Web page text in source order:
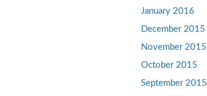
January 2016
December 2015
November 2015
October 2015
September 2015